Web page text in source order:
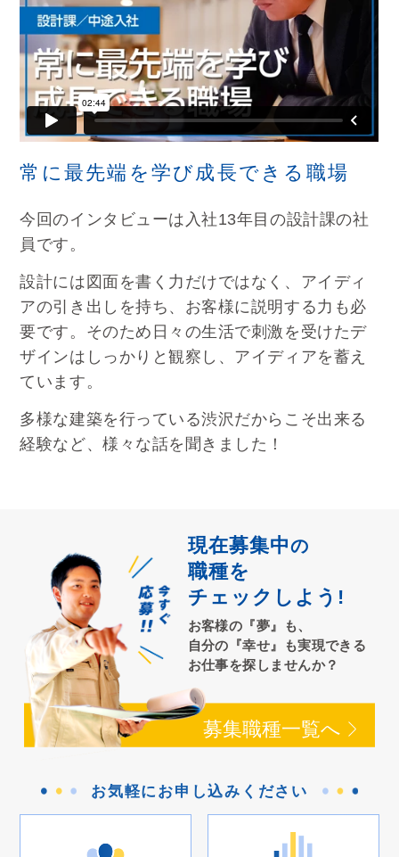
常に最先端を学び成長できる職場
今回のインタビューは入社13年目の設計課の社
員です。
設計には図面を書く力だけではなく、アイディ
アの引き出しを持ち、お客様に説明する力も必
要です。そのため日々の生活で刺激を受けたデ
ザインはしっかりと観察し、アイディアを蓄え
ています。
多様な建築を行っている渋沢だからこそ出来る
経験など、様々な話を聞きました！
現在募集中の
職種を
チェックしよう!
お客様の『夢』も、
自分の『幸せ』も実現できる
お仕事を探しませんか？
募集職種一覧へ
お気軽にお申し込みください